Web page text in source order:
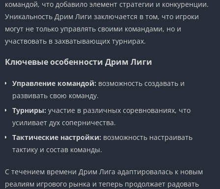
командой, что добавило элемент стратегии и конкуренции.
Уникальность Дрим Лиги заключается в том, что игроки
могут не только управлять своими командами, но и
участвовать в захватывающих турнирах.
Ключевые особенности Дрим Лиги
Управление командой: возможность создавать и
развивать свою команду.
Турниры: участие в различных соревнованиях, что
усиливает дух соперничества.
Тактические настройки: возможность настраивать
тактику и состав команды.
С течением времени Дрим Лига адаптировалась к новым
реалиям игрового рынка и теперь продолжает радовать